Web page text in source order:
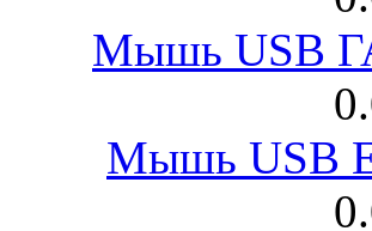
Мышь USB
Мышь USB